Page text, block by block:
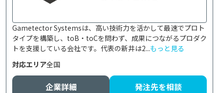
Gametector Systemsは、高い技術力を活かして最速でプロト
タイプを構築し、toB・toCを問わず、成果につながるプロダク
トを支援している会社です。代表の新井は2...もっと見る
対応エリア全国
企業詳細 発注先を相談